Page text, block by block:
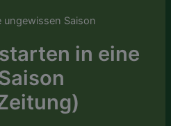
ungewissen Saison
in eine